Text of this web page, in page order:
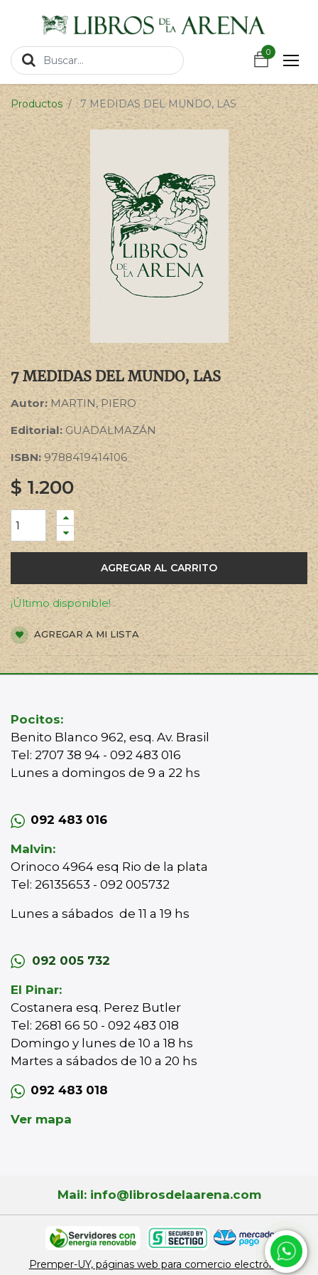
0
0
Productos 7 MEDIDAS DEL MUNDO, LAS
7 MEDIDAS DEL MUNDO, LAS
Autor: MARTIN, PIERO
Editorial: GUADALMAZÁN
ISBN: 9788419414106
$1.200
AGREGAR AL CARRITO
¡Último disponible!
AGREGAR A MI LISTA
Pocitos:
Benito Blanco 962, esq. Av. Brasil
Tel: 2707 38 94 - 092 483 016
Lunes a domingos de 9 a 22 hs
092 483 016
Malvin:
Orinoco 4964 esq Rio de la plata
Tel: 26135653 - 092 005732
Lunes a sábados de 11 a 19 hs
092 005 732
El Pinar:
Costanera esq. Perez Butler
Tel: 2681 66 50 - 092 483 018
Domingo y lunes de 10 a 18 hs
Martes a sábados de 10 a 20 hs
092 483 018
Ver mapa
Mail: info@librosdelaarena.com
Premper-UY, páginas web para comercio electrónico